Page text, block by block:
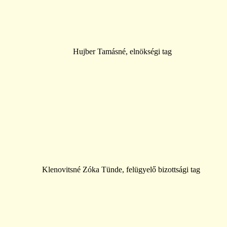
Hujber Tamásné, elnökségi tag
Klenovitsné Zóka Tünde, felügyelő bizottsági tag